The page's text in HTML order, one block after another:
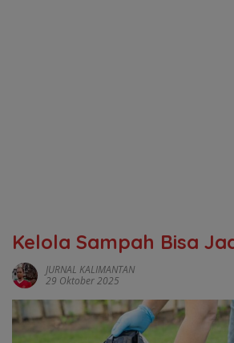
‎Kelola Sampah Bisa
JURNAL KALIMANTAN
29 Oktober 2025